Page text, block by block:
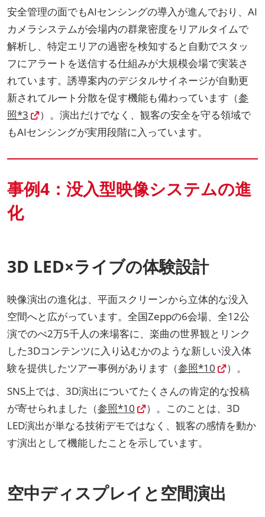
安全管理の面でもAIセンシングの導入が進んでおり、AI
カメラシステムが会場内の群衆密度をリアルタイムで
解析し、特定エリアの過密を検知すると自動でスタッ
フにアラートを送信する仕組みが大規模会場で実装さ
れています。誘導案内のデジタルサイネージが自動更
新されてルート分散を促す機能も備わっています（参
照*3
）。演出だけでなく、観客の安全を守る領域で
もAIセンシングが実用段階に入っています。
事例4：没入型映像システムの進
化
3D LED×ライブの体験設計
映像演出の進化は、平面スクリーンから立体的な没入
空間へと広がっています。全国Zeppの6会場、全12公
演でのべ2万5千人の来場客に、楽曲の世界観とリンク
した3Dコンテンツに入り込むかのような新しい没入体
験を提供したツアー事例があります（参照*10
）。
SNS上では、3D演出についてたくさんの肯定的な投稿
が寄せられました（参照*10
）。このことは、3D
LED演出が単なる技術デモではなく、観客の感情を動か
す演出として機能したことを示しています。
空中ディスプレイと空間演出